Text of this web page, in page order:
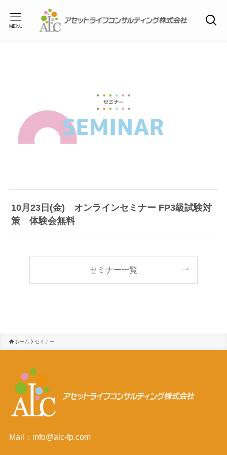
MENU
10月23日(金) オンラインセミナー FP3級試験対
策 体験会無料
セミナー一覧
ホーム セミナー
Mail：info@alc-fp.com